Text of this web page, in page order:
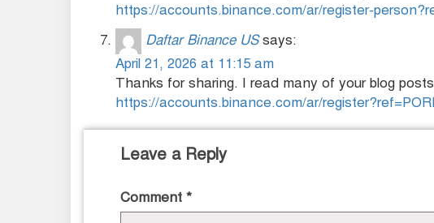
https://accounts.binance.com/ar/register-
Daftar Binance US says:
April 21, 2026 at 11:15 am
Thanks for sharing. I read many of your blog
https://accounts.binance.com/ar/
Leave a Reply
Comment *